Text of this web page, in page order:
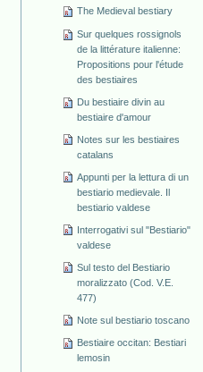
The Medieval bestiary
Sur quelques rossignols
de la littérature italienne:
Propositions pour l'étude
des bestiaires
Du bestiaire divin au
bestiaire d'amour
Notes sur les bestiaires
catalans
Appunti per la lettura di un
bestiario medievale. Il
bestiario valdese
Interrogativi sul "Bestiario"
valdese
Sul testo del Bestiario
moralizzato (Cod. V.E.
477)
Note sul bestiario toscano
Bestiaire occitan: Bestiari
lemosin